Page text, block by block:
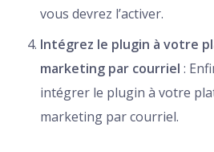
vous devrez l’activer.
Intégrez le plugin à votre
marketing par courriel :
intégrer le plugin à votre
marketing par courriel.